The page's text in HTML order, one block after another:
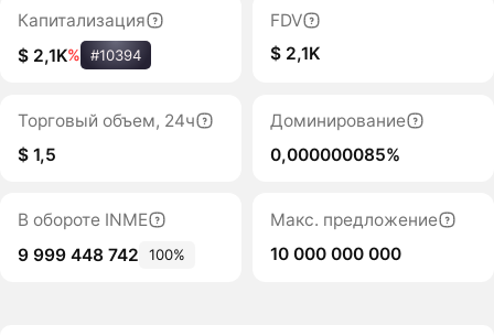
Капитализация
$ 2,1K% #10394
FDV
$ 2,1K
Торговый объем, 24ч
$ 1,5
Доминирование
0,000000085%
В обороте INME
9 999 448 742
100%
Макс. предложение
10 000 000 000